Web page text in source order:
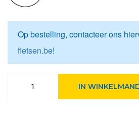
Op bestelling, contacteer ons
fietsen.be!
IN